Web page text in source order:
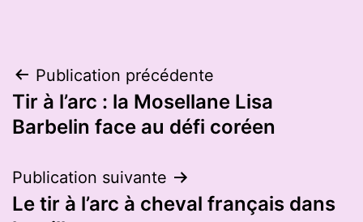
Navigation
de
Publication précédente
Tir à l’arc : la Mosellane Lisa
Barbelin face au défi coréen
Publication suivante
Le tir à l’arc à cheval français dans